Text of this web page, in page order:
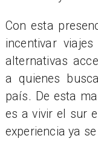
Con esta
incentivar
alternativas
a quienes
país. De esta
es a vivir el sur
experiencia ya